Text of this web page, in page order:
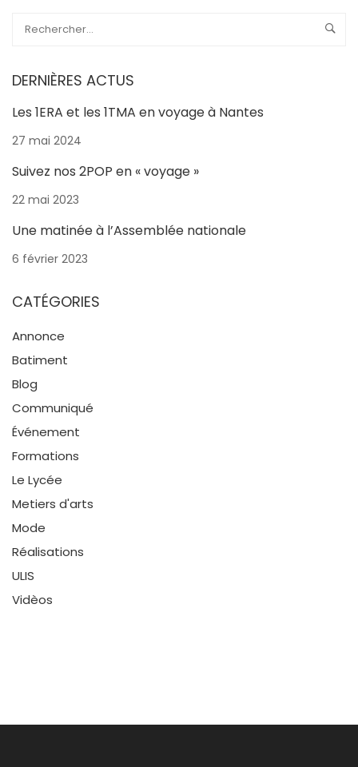
DERNIÈRES ACTUS
Les 1ERA et les 1TMA en voyage à Nantes
27 mai 2024
Suivez nos 2POP en « voyage »
22 mai 2023
Une matinée à l’Assemblée nationale
6 février 2023
CATÉGORIES
Annonce
Batiment
Blog
Communiqué
Événement
Formations
Le Lycée
Metiers d'arts
Mode
Réalisations
ULIS
Vidèos